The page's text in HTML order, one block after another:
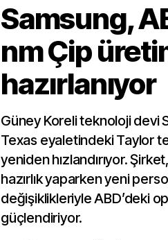
Samsung,
nm Çip
hazırlanıyor
Güney Koreli teknoloji devi
Texas eyaletindeki Taylor
yeniden hızlandırıyor.
hazırlık yaparken yeni
değişiklikleriyle ABD’deki
güçlendiriyor.